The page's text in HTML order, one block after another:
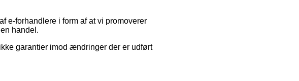
e-forhandlere i form af at vi promoverer
handel.
garantier imod ændringer der er udført